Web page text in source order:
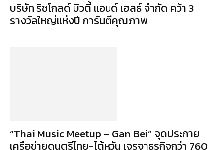
บริษัท ริชโกลด์ บิวตี้ แอนด์ เฮลธ์ จำกัด คว้า 3
รางวัลใหญ่แห่งปี การันตีคุณภาพ
“Thai Music Meetup – Gan Bei” จุดประกาย
เครือข่ายดนตรีไทย-ไต้หวัน เจรจาธุรกิจกว่า 760